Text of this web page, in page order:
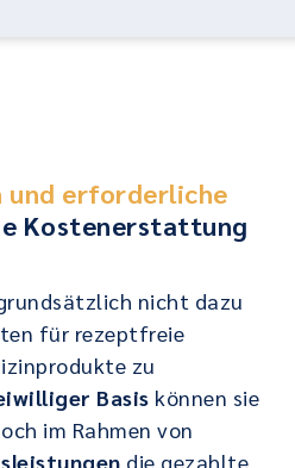
und erforderliche
Kostenerstattung
nicht dazu
für rezeptfreie
zu
Basis können sie
im Rahmen von
die gezahlte